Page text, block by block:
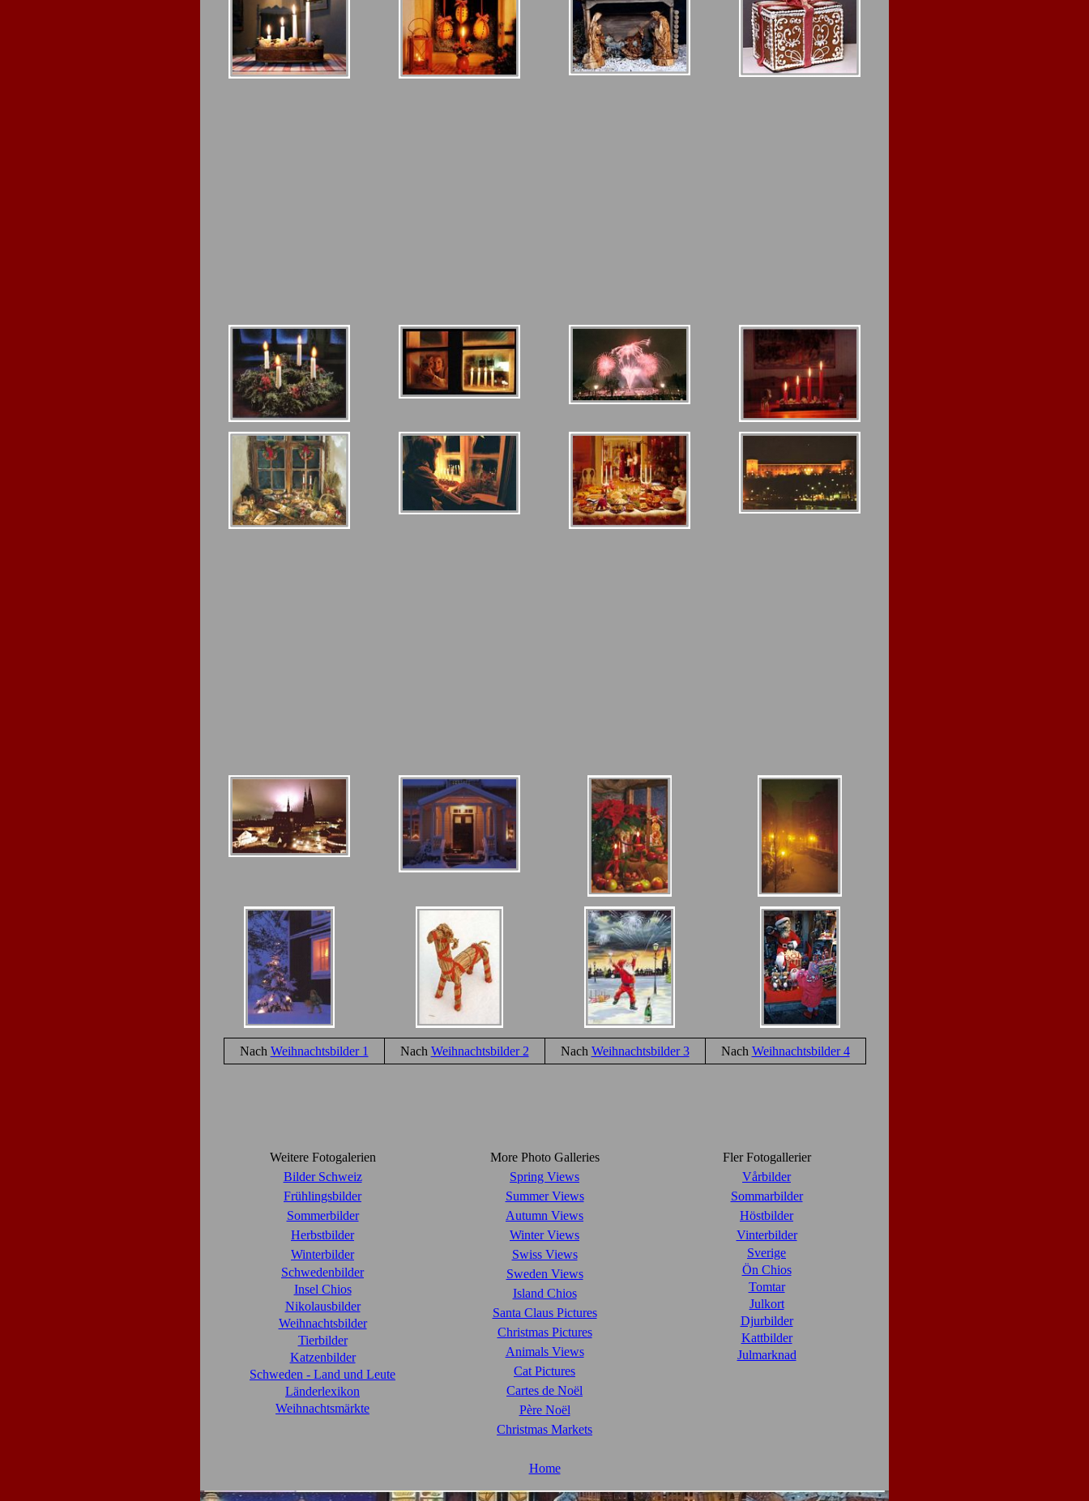
Nach Weihnachtsbilder 1 Nach Weihnachtsbilder 2 Nach Weihnachtsbilder 3 Nach Weihnachtsbilder 4
Weitere Fotogalerien
Bilder Schweiz
Frühlingsbilder
Sommerbilder
Herbstbilder
Winterbilder
Schwedenbilder
Insel Chios
Nikolausbilder
Weihnachtsbilder
Tierbilder
Katzenbilder
Schweden - Land und Leute
Länderlexikon
Weihnachtsmärkte
More Photo Galleries
Spring Views
Summer Views
Autumn Views
Winter Views
Swiss Views
Sweden Views
Island Chios
Santa Claus Pictures
Christmas Pictures
Animals Views
Cat Pictures
Cartes de Noël
Père Noël
Christmas Markets
Home
FlerFotogallerier
Vårbilder
Sommarbilder
Höstbilder
Vinterbilder
Sverige
Ön Chios
Tomtar
Julkort
Djurbilder
Kattbilder
Julmarknad